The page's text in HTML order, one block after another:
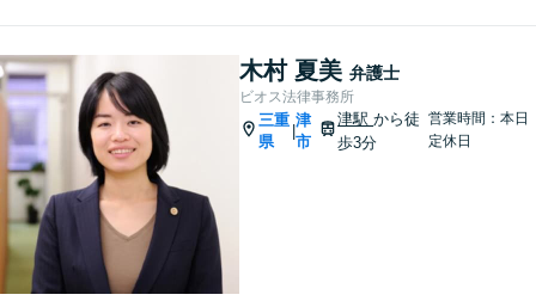
木村 夏美 弁護士
ビオス法律事務所
三重
県
|
津
市
津駅から徒
歩3分
営業時間：本日
定休日